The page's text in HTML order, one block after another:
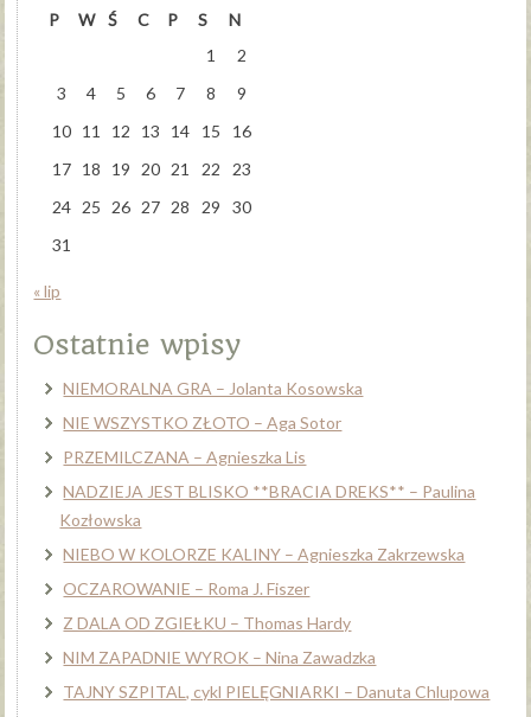
P
W Ś C P S
N
1
2
3
4 5 6 7 8
9
10 11 12 13 14 15
16
17 18 19 20 21 22
23
24 25 26 27 28 29
30
31
« lip
Ostatnie wpisy
NIEMORALNA GRA – Jolanta Kosowska
NIE WSZYSTKO ZŁOTO – Aga Sotor
PRZEMILCZANA – Agnieszka Lis
NADZIEJA JEST BLISKO **BRACIA DREKS** – Paulina
Kozłowska
NIEBO W KOLORZE KALINY – Agnieszka Zakrzewska
OCZAROWANIE – Roma J. Fiszer
Z DALA OD ZGIEŁKU – Thomas Hardy
NIM ZAPADNIE WYROK – Nina Zawadzka
TAJNY SZPITAL, cykl PIELĘGNIARKI – Danuta Chlupowa